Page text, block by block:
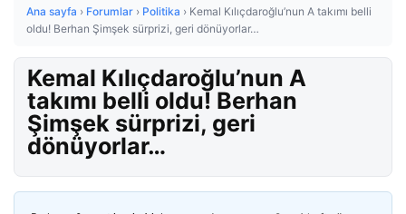
Ana sayfa › Forumlar › Politika › Kemal Kılıçdaroğlu’nun A takımı belli
oldu! Berhan Şimşek sürprizi, geri dönüyorlar…
Kemal Kılıçdaroğlu’nun A
takımı belli oldu! Berhan
Şimşek sürprizi, geri
dönüyorlar…